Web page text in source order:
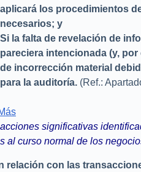
aplicará los procedimientos
necesarios; y
Si la falta de revelación de
pareciera intencionada (y,
de incorrección material
para la auditoría. (Ref.:
significativas
al curso normal de los
relación con las